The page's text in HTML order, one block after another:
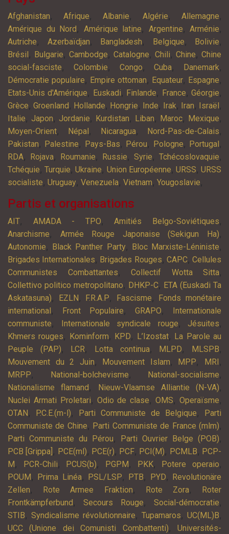
Afghanistan, Afrique, Albanie, Algérie, Allemagne,
Amérique du Nord , Amérique latine, Argentine, Arménie,
Autriche, Azerbaïdjan, Bangladesh, Belgique, Bolivie,
Brésil , Bulgarie, Cambodge, Catalogne, Chili, Chine, Chine
social-fasciste, Colombie, Congo,Cuba, Danemark,
Démocratie populaire, Empire ottoman, Equateur, Espagne,
Etats-Unis d'Amérique, Euskadi, Finlande, France,Géorgie,
Grèce, Groenland , Hollande, Hongrie, Inde, Irak, Iran, Israël ,
Italie, Japon, Jordanie, Kurdistan, Liban, Maroc, Mexique,
Moyen-Orient, Népal , Nicaragua, Nord-Pas-de-Calais,
Pakistan, Palestine, Pays-Bas, Pérou, Pologne, Portugal ,
RDA, Rojava, Roumanie, Russie, Syrie, Tchécoslovaquie,
Tchéquie,Turquie,Ukraine, Union Européenne, URSS,URSS
socialiste, Uruguay, Venezuela, Vietnam, Yougoslavie,
Partis et organisations
AIT, AMADA - TPO,Amitiés Belgo-Soviétiques,
Anarchisme, Armée Rouge Japonaise (Sekigun Ha),
Autonomie, Black Panther Party, Bloc Marxiste-Léniniste,
Brigades Internationales, Brigades Rouges, CAPC,Cellules
Communistes Combattantes, Collectif Wotta Sitta,
Collettivo politico metropolitano, DHKP-C, ETA (Euskadi Ta
Askatasuna), EZLN , F.R.A.P, Fascisme,
Fonds monétaire
international , Front Populaire, GRAPO,
Internationale
communiste, Internationale syndicale rouge, Jésuites,
Khmers rouges, Kominform, KPD, L’Izostat, La Parole au
Peuple (PAP), LCR, Lotta continua, MLPD, MLSPB,
Mouvement du 2 Juin, Mouvement Islam, MPP, MRI ,
MRPP, National-bolchevisme, National-socialisme,
Nationalisme flamand , Nieuw-Vlaamse Alliantie (N-VA),
Nuclei Armati Proletari, Odio de clase,OMS,Operaïsme,
OTAN , P.C.E.(m-l), Parti Communiste de Belgique,
Parti
Communiste de Chine, Parti Communiste de France (mlm),
Parti Communiste du Pérou, Parti Ouvrier Belge (POB),
PCB [Grippa] , PCE(ml), PCE(r), PCF, PCI(M), PCMLB, PCP-
M , PCR-Chili, PCUS(b), PGPM , PKK, Potere operaio,
POUM , Prima Linéa, PSL/LSP, PTB, PYD,
Revolutionäre
Zellen, Rote Armee Fraktion, Rote Zora,
Roter
Frontkämpferbund , Secours Rouge, Social-démocratie,
STIB, Syndicalisme révolutionnaire, Tupamaros, UC(ML)B,
UCC (Unione dei Comunisti Combattenti),Universités-